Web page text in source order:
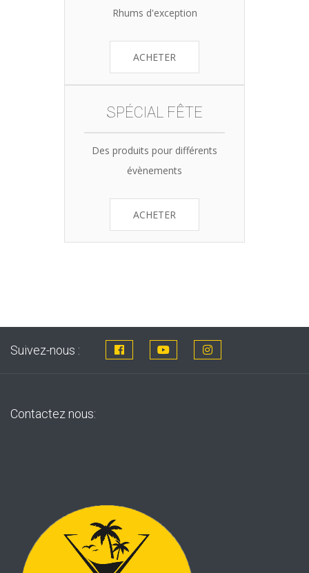
Rhums d'exception
ACHETER
SPÉCIAL FÊTE
Des produits pour différents
évènements
ACHETER
Suivez-nous :
Contactez nous: